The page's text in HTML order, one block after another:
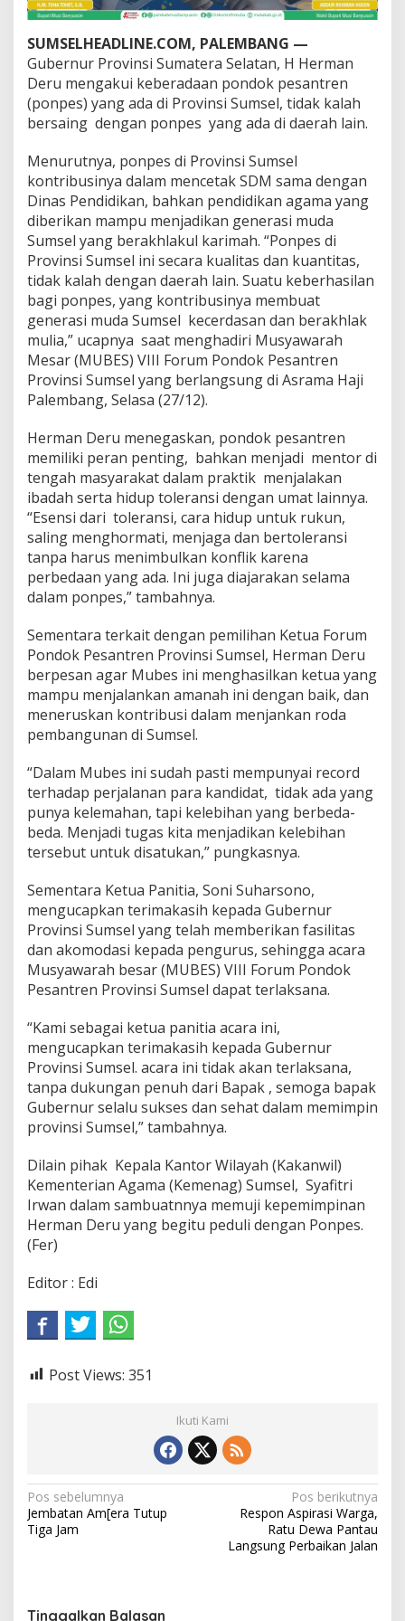
o
r
H
d
u
p
T
e
r
a
n
s
A
n
t
a
u
m
a
t
SUMSELHEADLINE.COM, PALEMBANG —
Gubernur Provinsi Sumatera Selatan, H Herman
Deru mengakui keberadaan pondok pesantren
(ponpes) yang ada di Provinsi Sumsel, tidak kalah
bersaing dengan ponpes yang ada di daerah lain.
Menurutnya, ponpes di Provinsi Sumsel
kontribusinya dalam mencetak SDM sama dengan
Dinas Pendidikan, bahkan pendidikan agama yang
diberikan mampu menjadikan generasi muda
Sumsel yang berakhlakul karimah. “Ponpes di
Provinsi Sumsel ini secara kualitas dan kuantitas,
tidak kalah dengan daerah lain. Suatu keberhasilan
bagi ponpes, yang kontribusinya membuat
generasi muda Sumsel kecerdasan dan berakhlak
mulia,” ucapnya saat menghadiri Musyawarah
Mesar (MUBES) VIII Forum Pondok Pesantren
Provinsi Sumsel yang berlangsung di Asrama Haji
Palembang, Selasa (27/12).
Herman Deru menegaskan, pondok pesantren
memiliki peran penting, bahkan menjadi mentor di
tengah masyarakat dalam praktik menjalakan
ibadah serta hidup toleransi dengan umat lainnya.
“Esensi dari toleransi, cara hidup untuk rukun,
saling menghormati, menjaga dan bertoleransi
tanpa harus menimbulkan konflik karena
perbedaan yang ada. Ini juga diajarakan selama
dalam ponpes,” tambahnya.
Sementara terkait dengan pemilihan Ketua Forum
Pondok Pesantren Provinsi Sumsel, Herman Deru
berpesan agar Mubes ini menghasilkan ketua yang
mampu menjalankan amanah ini dengan baik, dan
meneruskan kontribusi dalam menjankan roda
pembangunan di Sumsel.
“Dalam Mubes ini sudah pasti mempunyai record
terhadap perjalanan para kandidat, tidak ada yang
punya kelemahan, tapi kelebihan yang berbeda-
beda. Menjadi tugas kita menjadikan kelebihan
tersebut untuk disatukan,” pungkasnya.
Sementara Ketua Panitia, Soni Suharsono,
mengucapkan terimakasih kepada Gubernur
Provinsi Sumsel yang telah memberikan fasilitas
dan akomodasi kepada pengurus, sehingga acara
Musyawarah besar (MUBES) VIII Forum Pondok
Pesantren Provinsi Sumsel dapat terlaksana.
“Kami sebagai ketua panitia acara ini,
mengucapkan terimakasih kepada Gubernur
Provinsi Sumsel. acara ini tidak akan terlaksana,
tanpa dukungan penuh dari Bapak , semoga bapak
Gubernur selalu sukses dan sehat dalam memimpin
provinsi Sumsel,” tambahnya.
Dilain pihak Kepala Kantor Wilayah (Kakanwil)
Kementerian Agama (Kemenag) Sumsel, Syafitri
Irwan dalam sambuatnnya memuji kepemimpinan
Herman Deru yang begitu peduli dengan Ponpes.
(Fer)
Editor : Edi
Post Views: 351
Ikuti Kami
N
a
g
Pos sebelumnya
Jembatan Am[era Tutup
Tiga Jam
Pos berikutnya
Respon Aspirasi Warga,
Ratu Dewa Pantau
Langsung Perbaikan Jalan
Tinggalkan Balasan